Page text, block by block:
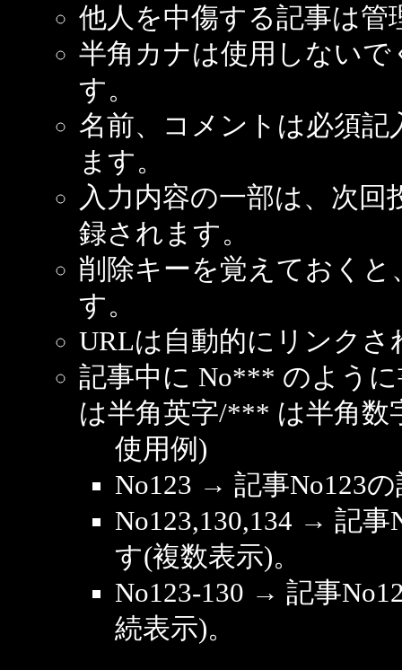
他人を中傷する記事は管
半角カナは使用しない
す。
名前、コメントは必須
ます。
入力内容の一部は、次
録されます。
削除キーを覚えておく
す。
URLは自動的にリンクさ
記事中に No*** のよう
は半角英字/*** は半角数
使用例)
No123 → 記事No123
No123,130,134 → 記
す(複数表示)。
No123-130 → 記事
続表示)。